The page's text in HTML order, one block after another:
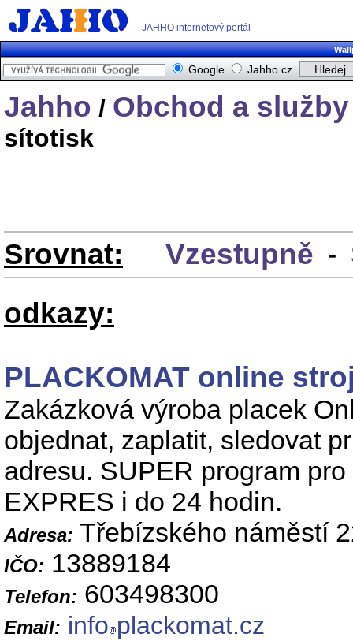
JAHHO internetový portál
Google Jahho.cz
Jahho / Obchod a služby
sítotisk
Srovnat: Vzestupně -
odkazy:
PLACKOMAT online
Zakázková výroba placek
objednat, zaplatit, sledovat
adresu. SUPER program
EXPRES i do 24 hodin.
Adresa: Třebízského náměstí
IČO: 13889184
Telefon: 603498300
Email: info plackomat.cz